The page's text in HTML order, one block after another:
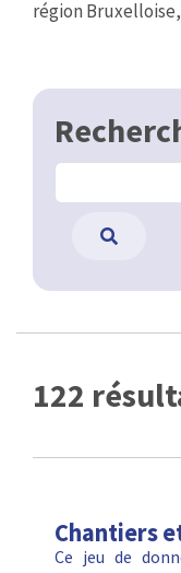
région
122
Chantiers
Ce jeu de